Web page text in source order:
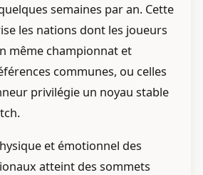
semaines par an. Cette
les nations dont les joueurs
même championnat et
communes, ou celles
privilégie un noyau stable
et émotionnel des
atteint des sommets